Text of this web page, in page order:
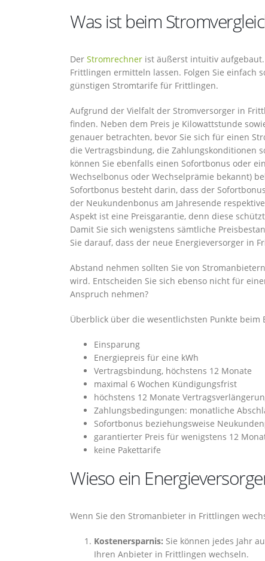
Was ist beim
Der Stromrechner ist äußerst intuitiv
Frittlingen ermitteln lassen. Folgen Sie einfach
günstigen Stromtarife für Frittlingen.
Aufgrund der Vielfalt der Stromversorger in
finden. Neben dem Preis je Kilowattstunde
genauer betrachten, bevor Sie sich für einen
die Vertragsbindung, die Zahlungskonditionen
können Sie ebenfalls einen Sofortbonus oder
Wechselbonus oder Wechselprämie bekannt)
Sofortbonus besteht darin, dass der
der Neukundenbonus am Jahresende
Aspekt ist eine Preisgarantie, denn diese
Damit Sie sich wenigstens sämtliche
Sie darauf, dass der neue Energieversorger in
Abstand nehmen sollten Sie von
wird. Entscheiden Sie sich ebenso nicht für
Anspruch nehmen?
Überblick über die wesentlichsten Punkte
Einsparung
Energiepreis für eine kWh
Vertragsbindung, höchstens 12 Monate
maximal 6 Wochen Kündigungsfrist
höchstens 12 Monate
Zahlungsbedingungen: monatliche
Sofortbonus beziehungsweise
garantierter Preis für wenigstens 12
keine Pakettarife
Wieso ein
Wenn Sie den Stromanbieter in Frittlingen
Kostenersparnis: Sie können jedes Jahr
Ihren Anbieter in Frittlingen wechseln.